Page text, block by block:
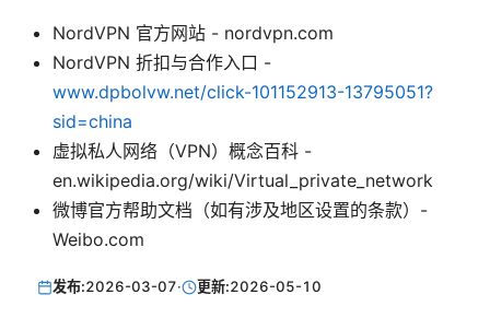
NordVPN 官方网站 - nordvpn.com
NordVPN 折扣与合作入口 -
www.dpbolvw.net/click-101152913-13795051?
sid=china
虚拟私人网络（VPN）概念百科 -
en.wikipedia.org/wiki/Virtual_private_network
微博官方帮助文档（如有涉及地区设置的条款）-
Weibo.com
发布:2026-03-07· 更新:2026-05-10